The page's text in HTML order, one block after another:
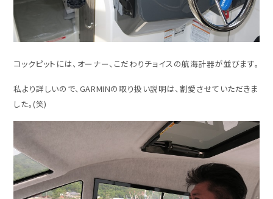
コックピットには、オーナー、こだわりチョイスの航海計器が並びます。
私より詳しいので、GARMINの取り扱い説明は、割愛させていただきま
した。(笑)